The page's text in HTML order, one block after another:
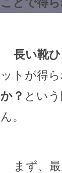
長い靴
ットが得ら
か？ とい
ん。
まず、